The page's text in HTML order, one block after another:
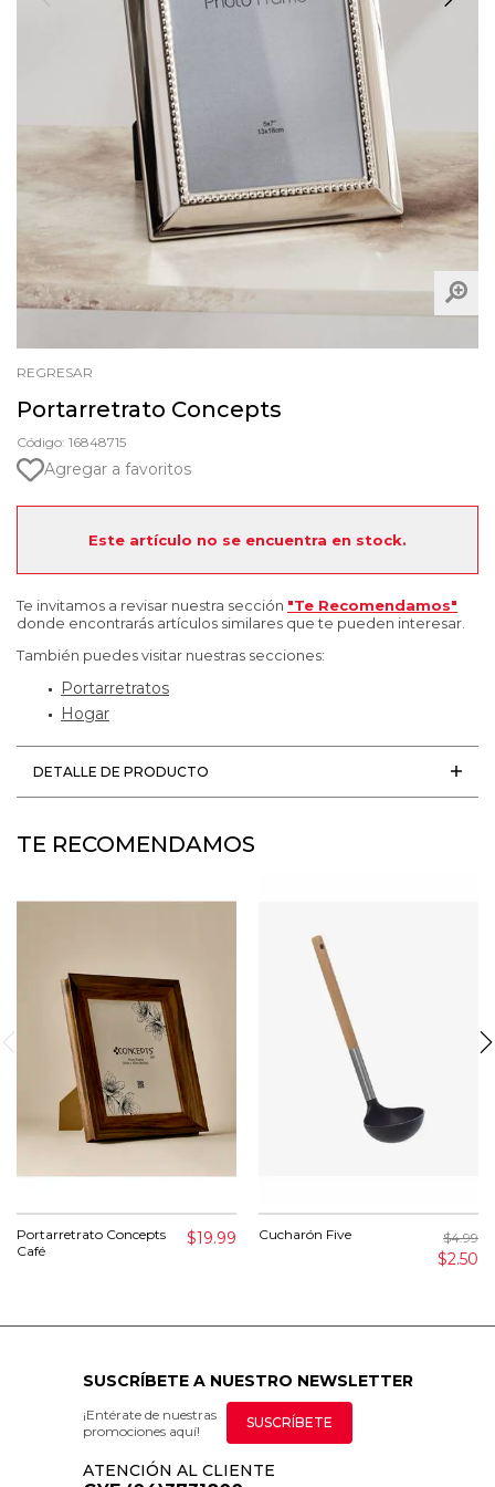
REGRESAR
Portarretrato Concepts
Código: 16848715
Agregar a favoritos
Este artículo no se encuentra en stock.
Te invitamos a revisar nuestra sección "Te Recomendamos"
donde encontrarás artículos similares que te pueden interesar.
También puedes visitar nuestras secciones:
Portarretratos
Hogar
DETALLE DE PRODUCTO
TE RECOMENDAMOS
Portarretrato Concepts
Café
$19.99 Cucharón Five $4.99
$2.50
SUSCRÍBETE A NUESTRO NEWSLETTER
¡Entérate de nuestras
promociones aquí!
SUSCRÍBETE
ATENCIÓN AL CLIENTE